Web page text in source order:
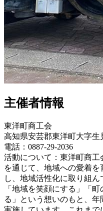
主催者情報
東洋町商工会
高知県安芸郡東洋町大字生
電話：0887-29-2036
活動について：東洋町商
を通じて、地域への愛着
し、地域活性化に取り組ん
「地域を笑顔にする」「
る」という想いのもと、